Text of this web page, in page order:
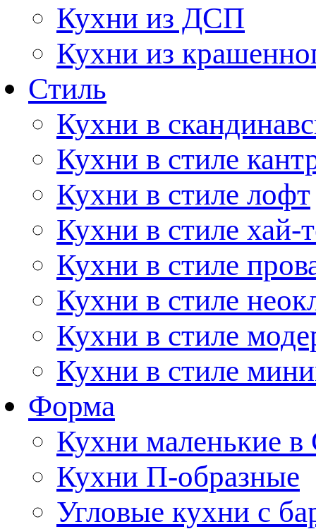
Кухни из ДСП
Кухни из
Стиль
Кухни в
Кухни в стиле
Кухни в стиле лофт
Кухни в стиле хай-
Кухни в стиле
Кухни в стиле
Кухни в стиле
Кухни в стиле
Форма
Кухни маленькие в
Кухни П-образные
Угловые кухни с